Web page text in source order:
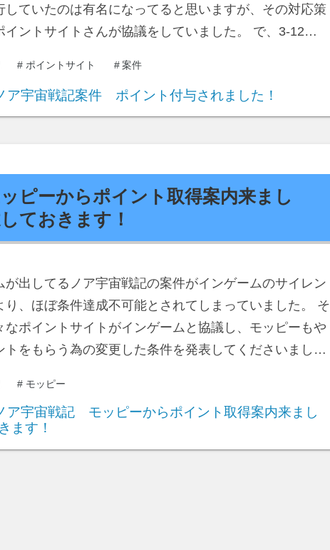
していたのは有名になってると思いますが、その対応策
イントサイトさんが協議をしていました。 で、3-12…
# ポイントサイト # 案件
ピーからポイント取得案内来まし
ておきます！
が出してるノア宇宙戦記の案件がインゲームのサイレン
り、ほぼ条件達成不可能とされてしまっていました。 そ
なポイントサイトがインゲームと協議し、モッピーもや
トをもらう為の変更した条件を発表してくださいまし…
# モッピー